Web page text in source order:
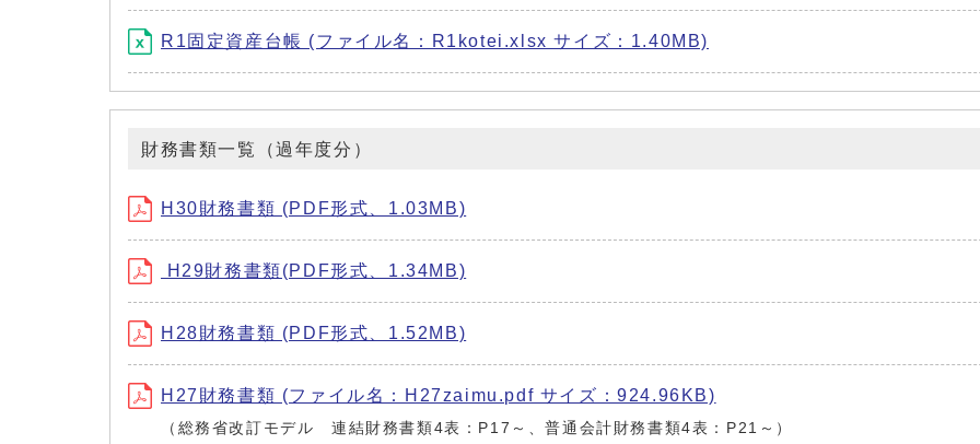
R1固定資産台帳 (ファイル名：R1kotei.xlsx サイズ：1.40MB)
財務書類一覧（過年度分）
H30財務書類 (PDF形式、1.03MB)
H29財務書類(PDF形式、1.34MB)
H28財務書類 (PDF形式、1.52MB)
H27財務書類 (ファイル名：H27zaimu.pdf サイズ：924.96KB)
（総務省改訂モデル 連結財務書類4表：P17～、普通会計財務書類4表：P21～）